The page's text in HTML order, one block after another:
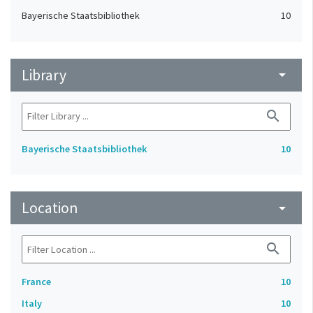
Bayerische Staatsbibliothek 10
Library arrow_drop_down
search
Bayerische Staatsbibliothek 10
Location arrow_drop_down
search
France
10
Italy
10